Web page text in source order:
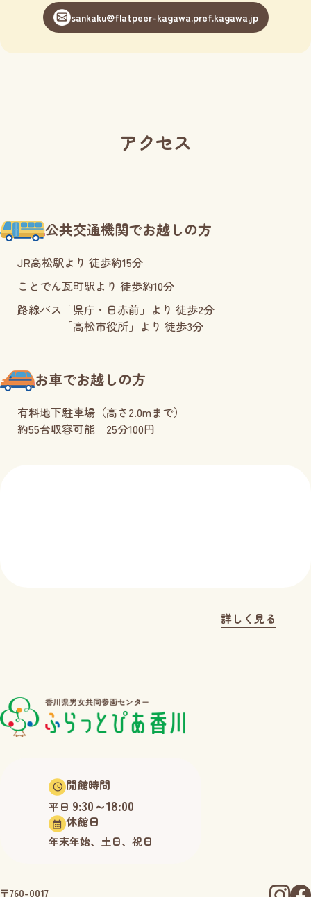
sankaku@flatpeer-kagawa.pref.kagawa.jp
アクセス
公共交通機関でお越しの方
JR高松駅より 徒歩約15分
ことでん瓦町駅より 徒歩約10分
路線バス 「県庁・日赤前」より 徒歩2分
「高松市役所」より 徒歩3分
お車でお越しの方
有料地下駐車場（高さ2.0mまで）
約55台収容可能 25分100円
詳しく見る
〒760-0017
開館時間
平日 9:30～18:00
休館日
年末年始、土日、祝日